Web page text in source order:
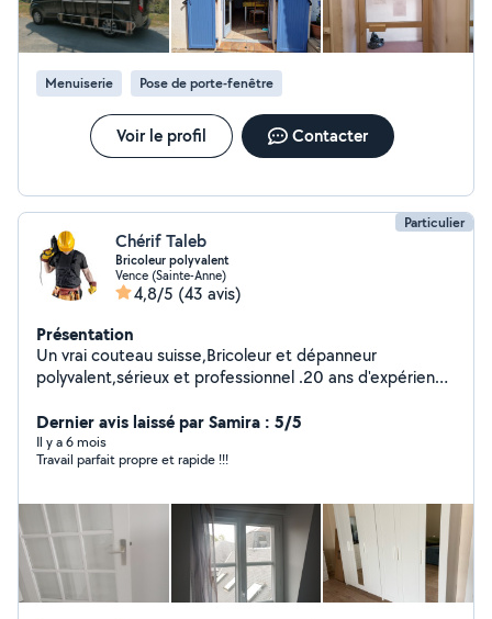
Menuiserie Pose de porte-fenêtre
Voir le profil Contacter
Particulier
Chérif Taleb
Bricoleur polyvalent
Vence (Sainte-Anne)
4,8/5 (43 avis)
Présentation
Un vrai couteau suisse,Bricoleur et dépanneur
polyvalent,sérieux et professionnel .20 ans d'expérience
plâtre et peinture pose porte luminaires jardinage
Dernier avis laissé par Samira : 5/5
Il y a 6 mois
Travail parfait propre et rapide !!!